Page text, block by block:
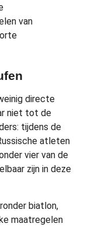
van
directe
niet tot de
tijdens de
atleten
vier van de
zijn in deze
biatlon,
maatregelen